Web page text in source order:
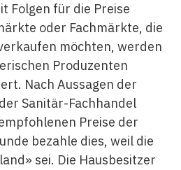
Folgen für die Preise
oder Fachmärkte, die
möchten, werden
Produzenten
Nach Aussagen der
Sanitär-Fachhandel
Preise der
bezahle dies, weil die
sei. Die Hausbesitzer